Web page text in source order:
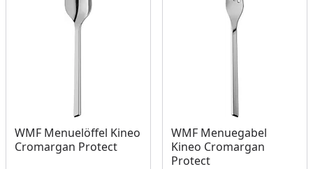
WMF Menuelöffel Kineo
Cromargan Protect
WMF Menuegabel
Kineo Cromargan
Protect